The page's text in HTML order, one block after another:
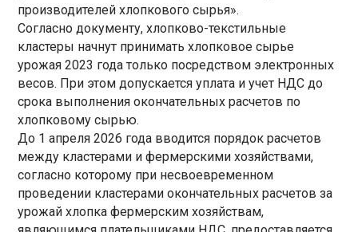
производителей хлопкового сырья».
Согласно документу, хлопково-текстильные
кластеры начнут принимать хлопковое сырье
урожая 2023 года только посредством электронных
весов. При этом допускается уплата и учет НДС до
срока выполнения окончательных расчетов по
хлопковому сырью.
До 1 апреля 2026 года вводится порядок расчетов
между кластерами и фермерскими хозяйствами,
согласно которому при несвоевременном
проведении кластерами окончательных расчетов за
урожай хлопка фермерским хозяйствам,